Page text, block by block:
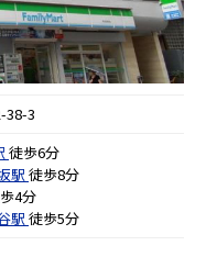
38-3
徒歩6分
駅 徒歩8分
4分
駅 徒歩5分